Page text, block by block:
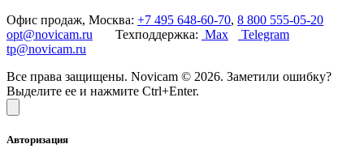
Офис продаж, Москва: +7 495 648-60-70, 8 800 555-05-20
opt@novicam.ru Техподдержка: Max
Telegram
tp@novicam.ru
Все права защищены. Novicam © 2026. Заметили ошибку?
Выделите ее и нажмите Ctrl+Enter.
Авторизация